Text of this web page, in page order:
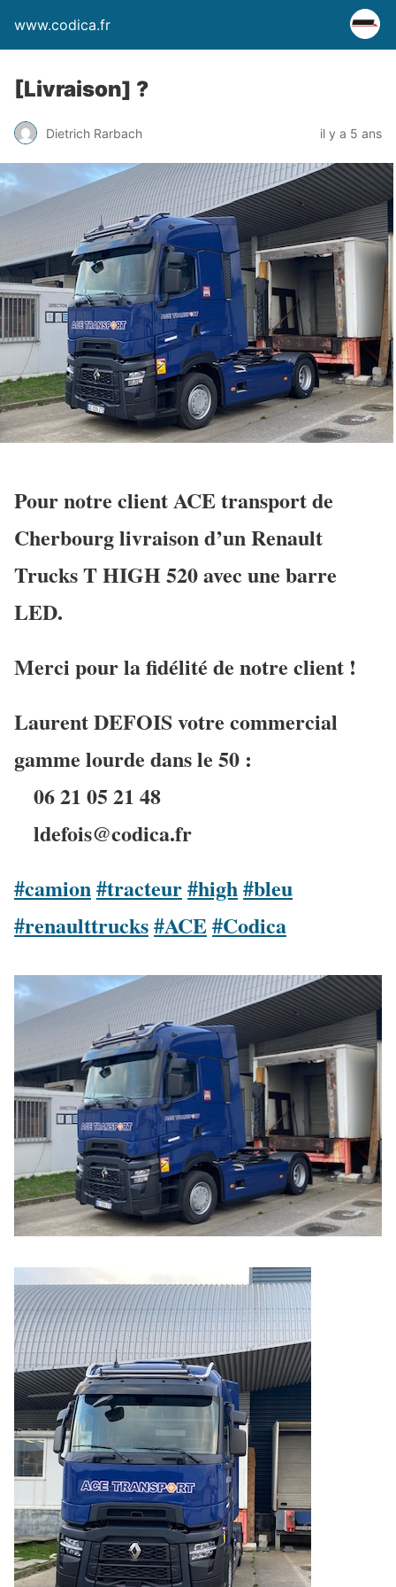
www.codica.fr
[Livraison] ?
Dietrich Rarbach il y a 5 ans
Pour notre client ACE transport de
Cherbourg livraison d’un Renault
Trucks T HIGH 520 avec une barre
LED.
Merci pour la fidélité de notre client !
Laurent DEFOIS votre commercial
gamme lourde dans le 50 :
06 21 05 21 48
ldefois@codica.fr
#camion#tracteur#high#bleu
#renaulttrucks#ACE#Codica